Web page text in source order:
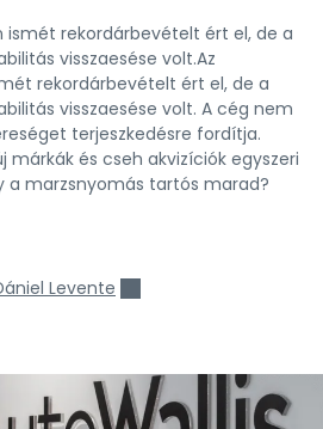
ismét rekordárbevételt ért el, de a
visszaesése volt.Az
rekordárbevételt ért el, de a
visszaesése volt. A cég nem
terjeszkedésre fordítja.
márkák és cseh akvizíciók egyszeri
marzsnyomás tartós marad?
Levente